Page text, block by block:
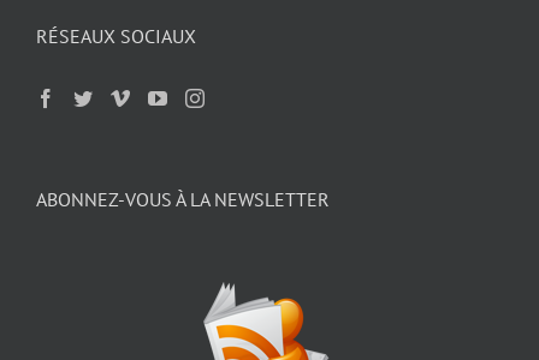
RÉSEAUX SOCIAUX
ABONNEZ-VOUS À LA NEWSLETTER